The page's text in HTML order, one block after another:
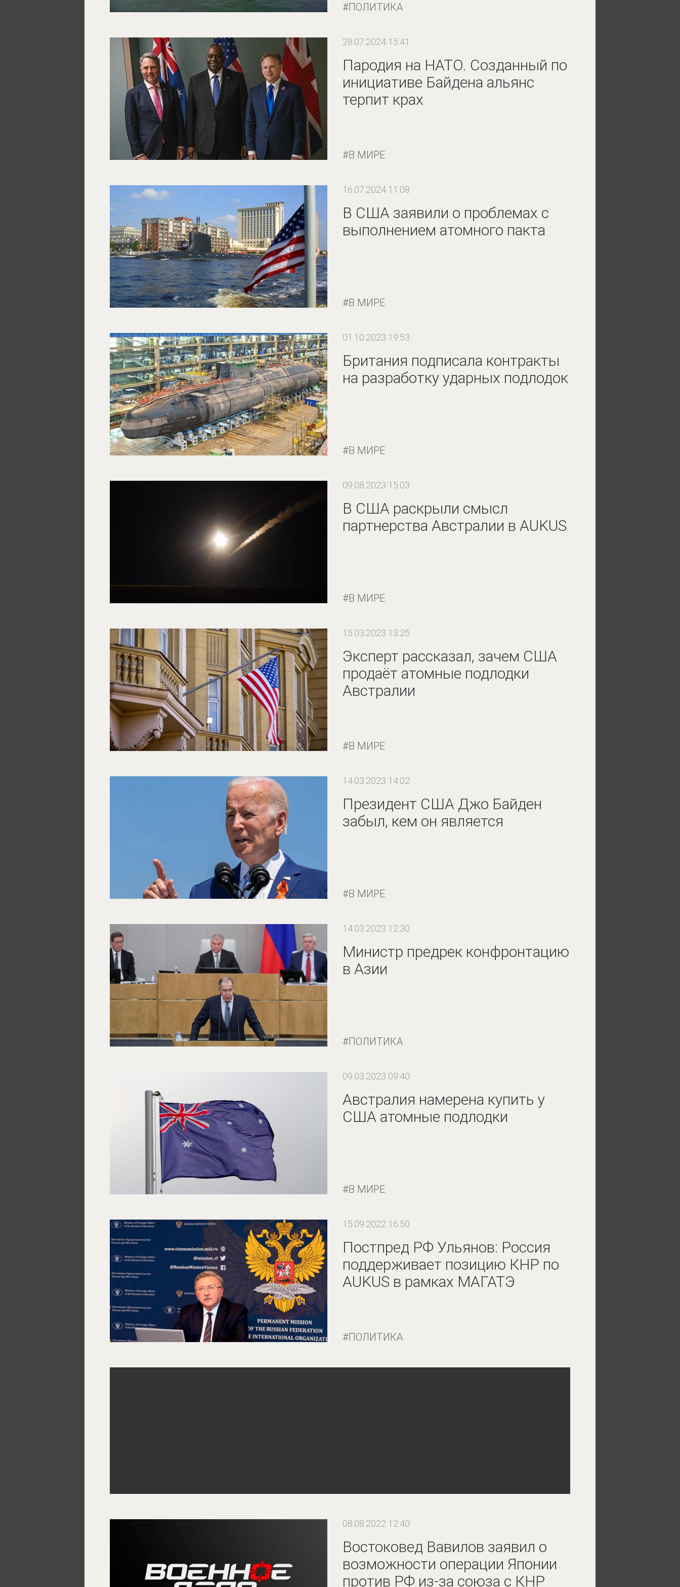
ПОЛИТИКА
28.07.2024 15:41
Пародия на НАТО. Созданный по
инициативе Байдена альянс
терпит крах
В МИРЕ
16.07.2024 11:08
В США заявили о проблемах с
выполнением атомного пакта
В МИРЕ
01.10.2023 19:53
Британия подписала контракты
на разработку ударных подлодок
В МИРЕ
09.08.2023 15:03
В США раскрыли смысл
партнерства Австралии в AUKUS
В МИРЕ
15.03.2023 13:25
Эксперт рассказал, зачем США
продаёт атомные подлодки
Австралии
В МИРЕ
14.03.2023 14:02
Президент США Джо Байден
забыл, кем он является
В МИРЕ
14.03.2023 12:30
Министр предрек конфронтацию
в Азии
ПОЛИТИКА
09.03.2023 09:40
Австралия намерена купить у
США атомные подлодки
В МИРЕ
15.09.2022 16:50
Постпред РФ Ульянов: Россия
поддерживает позицию КНР по
AUKUS в рамках МАГАТЭ
ПОЛИТИКА
08.08.2022 12:40
Востоковед Вавилов заявил о
возможности операции Японии
против РФ из-за союза с КНР